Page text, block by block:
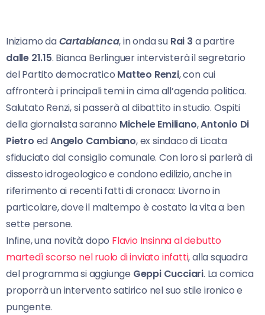
Iniziamo daCartabianca, in onda su Rai 3 a partire
dalle 21.15. Bianca Berlinguer intervisterà il segretario
del Partito democratico Matteo Renzi, con cui
affronterà i principali temi in cima all’agenda politica.
Salutato Renzi, si passerà al dibattito in studio. Ospiti
della giornalista saranno Michele Emiliano,Antonio Di
Pietro edAngelo Cambiano, ex sindaco di Licata
sfiduciato dal consiglio comunale. Con loro si parlerà di
dissesto idrogeologico e condono edilizio, anche in
riferimento ai recenti fatti di cronaca: Livorno in
particolare, dove il maltempo è costato la vita a ben
sette persone.
Infine, una novità: dopo Flavio Insinna al debutto
martedì scorso nel ruolo di inviato infatti, alla squadra
del programma si aggiunge Geppi Cucciari. La comica
proporrà un intervento satirico nel suo stile ironico e
pungente.